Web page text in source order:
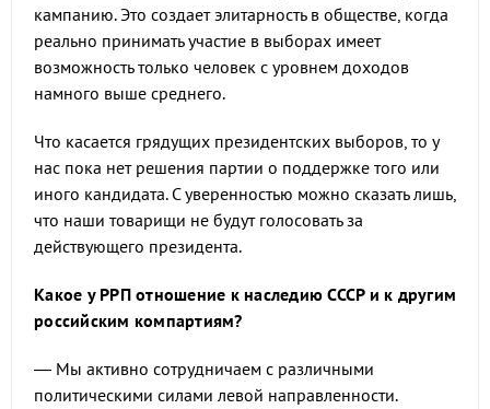
кампанию. Это создает элитарность в обществе, когда
реально принимать участие в выборах имеет
возможность только человек с уровнем доходов
намного выше среднего.
Что касается грядущих президентских выборов, то у
нас пока нет решения партии о поддержке того или
иного кандидата. С уверенностью можно сказать лишь,
что наши товарищи не будут голосовать за
действующего президента.
Какое у РРП отношение к наследию СССР и к другим
российским компартиям?
— Мы активно сотрудничаем с различными
политическими силами левой направленности.